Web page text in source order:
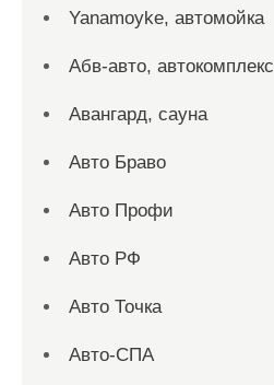
Yanamoyke, автомойка
Абв-авто, автокомплекс
Авангард, сауна
Авто Браво
Авто Профи
Авто РФ
Авто Точка
Авто-СПА